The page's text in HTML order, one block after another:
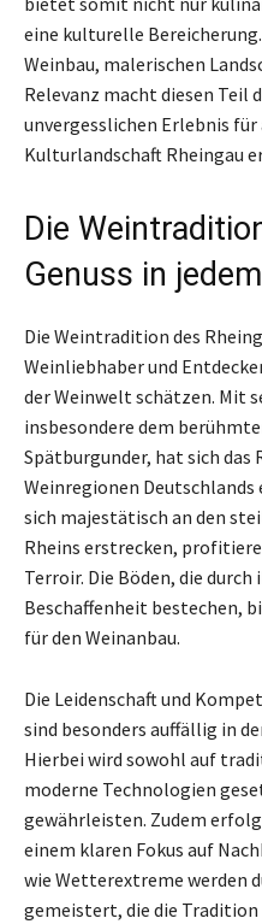
eine kulturelle
Weinbau, malerischen
Relevanz macht diesen
unvergesslichen Erlebnis für
Kulturlandschaft Rheingau
Die
Genuss in
Die Weintradition des
Weinliebhaber und
der Weinwelt schätzen. Mit
insbesondere dem
Spätburgunder, hat sich das
Weinregionen
sich majestätisch an den
Rheins erstrecken,
Terroir. Die Böden, die
Beschaffenheit bestechen,
für den Weinanbau.
Die Leidenschaft und
sind besonders auffällig in
Hierbei wird sowohl auf
moderne Technologien
gewährleisten. Zudem
einem klaren Fokus auf
wie Wetterextreme werden
gemeistert, die die